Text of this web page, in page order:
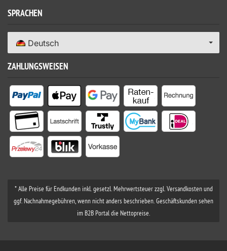
SPRACHEN
Deutsch
ZAHLUNGSWEISEN
* Alle Preise für Endkunden inkl. gesetzl. Mehrwertsteuer zzgl. Versandkosten und
ggf. Nachnahmegebühren, wenn nicht anders beschrieben. Geschäftskunden sehen
im B2B Portal die Nettopreise.